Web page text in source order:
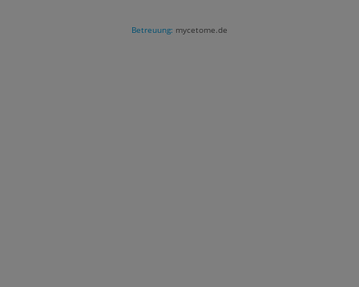
Betreuung: mycetome.de